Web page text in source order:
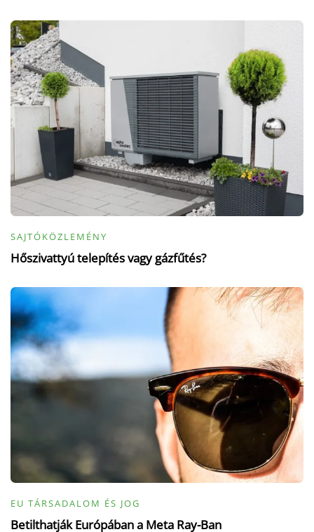
SAJTÓKÖZLEMÉNY
Hőszivattyú telepítés vagy gázfűtés?
EU TÁRSADALOM ÉS JOG
Betilthatják Európában a Meta Ray-Ban